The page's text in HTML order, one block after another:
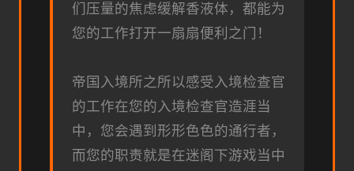
们压量的焦虑缓解香液体，都能为
您的工作打开一扇扇便利之门！
帝国入境所之所以感受入境检查官
的工作在您的入境检查官造涯当
中，您会遇到形形色色的通行者，
而您的职责就是在迷阁下游戏当中